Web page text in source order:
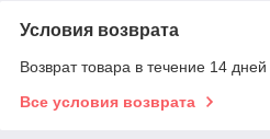
Условия возврата
Возврат товара в течение 14
Все условия возврата